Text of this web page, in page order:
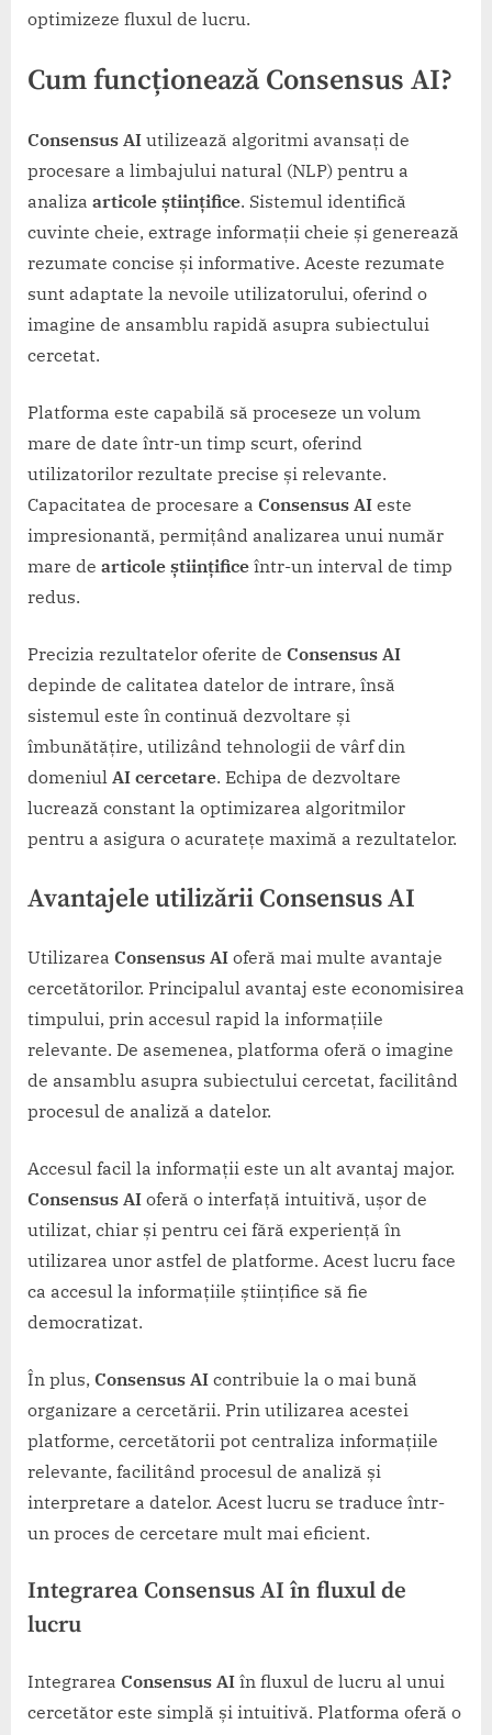
optimizeze fluxul de lucru.
Cum funcționează Consensus AI?
Consensus AI utilizează algoritmi avansați de
procesare a limbajului natural (NLP) pentru a
analiza articole științifice. Sistemul identifică
cuvinte cheie, extrage informații cheie și generează
rezumate concise și informative. Aceste rezumate
sunt adaptate la nevoile utilizatorului, oferind o
imagine de ansamblu rapidă asupra subiectului
cercetat.
Platforma este capabilă să proceseze un volum
mare de date într-un timp scurt, oferind
utilizatorilor rezultate precise și relevante.
Capacitatea de procesare a Consensus AI este
impresionantă, permițând analizarea unui număr
mare de articole științifice într-un interval de timp
redus.
Precizia rezultatelor oferite de Consensus AI
depinde de calitatea datelor de intrare, însă
sistemul este în continuă dezvoltare și
îmbunătățire, utilizând tehnologii de vârf din
domeniul AI cercetare. Echipa de dezvoltare
lucrează constant la optimizarea algoritmilor
pentru a asigura o acuratețe maximă a rezultatelor.
Avantajele utilizării Consensus AI
Utilizarea Consensus AI oferă mai multe avantaje
cercetătorilor. Principalul avantaj este economisirea
timpului, prin accesul rapid la informațiile
relevante. De asemenea, platforma oferă o imagine
de ansamblu asupra subiectului cercetat, facilitând
procesul de analiză a datelor.
Accesul facil la informații este un alt avantaj major.
Consensus AI oferă o interfață intuitivă, ușor de
utilizat, chiar și pentru cei fără experiență în
utilizarea unor astfel de platforme. Acest lucru face
ca accesul la informațiile științifice să fie
democratizat.
În plus, Consensus AI contribuie la o mai bună
organizare a cercetării. Prin utilizarea acestei
platforme, cercetătorii pot centraliza informațiile
relevante, facilitând procesul de analiză și
interpretare a datelor. Acest lucru se traduce într-
un proces de cercetare mult mai eficient.
Integrarea Consensus AI în fluxul de
lucru
Integrarea Consensus AI în fluxul de lucru al unui
cercetător este simplă și intuitivă. Platforma oferă o